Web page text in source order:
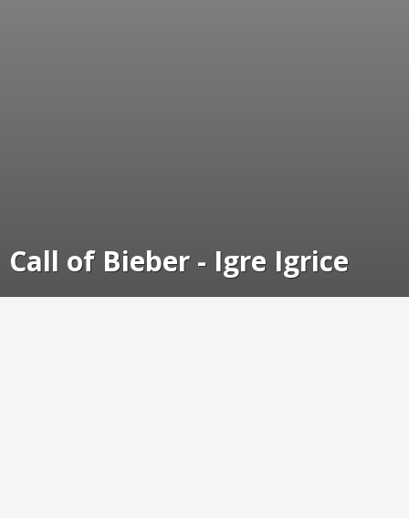
Call of Bieber - Igre Igrice